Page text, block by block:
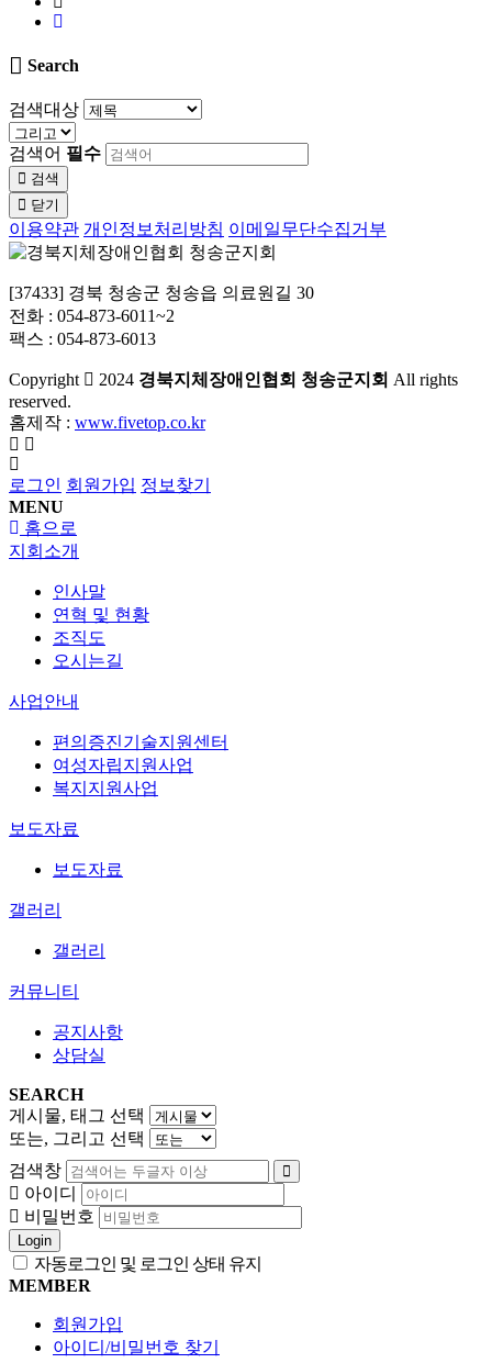
Search
검색대상
검색어 필수
검색
닫기
이용약관 개인정보처리방침 이메일무단수집거부
[37433] 경북 청송군 청송읍 의료원길 30
전화 : 054-873-6011~2
팩스 : 054-873-6013
Copyright 2024 경북지체장애인협회 청송군지회 All rights
reserved.
홈제작 : www.fivetop.co.kr
로그인 회원가입 정보찾기
MENU
홈으로
지회소개
인사말
연혁 및 현황
조직도
오시는길
사업안내
편의증진기술지원센터
여성자립지원사업
복지지원사업
보도자료
보도자료
갤러리
갤러리
커뮤니티
공지사항
상담실
SEARCH
게시물, 태그 선택
또는, 그리고 선택
검색창
아이디
비밀번호
Login
자동로그인 및 로그인 상태 유지
MEMBER
회원가입
아이디/비밀번호 찾기